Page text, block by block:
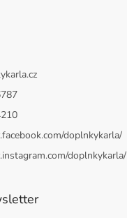
doplnkykarla/
doplnkykarla/